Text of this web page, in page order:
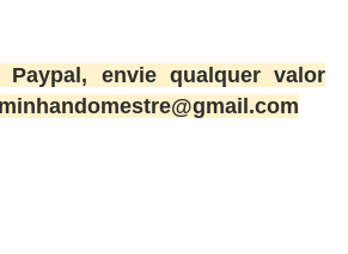
Paypal, envie qualquer valor